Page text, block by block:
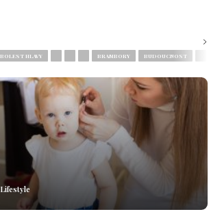
BOLEST HLAVY BRAMBORY BUDOUCNOST
Lifestyle